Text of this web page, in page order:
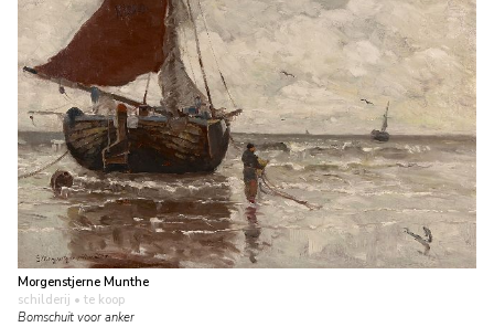
Morgenstjerne Munthe
schilderij • te koop
Bomschuit voor anker